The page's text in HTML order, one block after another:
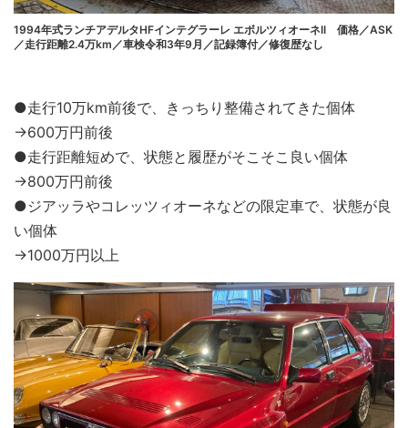
1994年式ランチアデルタHFインテグラーレ エボルツィオーネII 価格／ASK
／走行距離2.4万km／車検令和3年9月／記録簿付／修復歴なし
●走行10万km前後で、きっちり整備されてきた個体
→600万円前後
●走行距離短めで、状態と履歴がそこそこ良い個体
→800万円前後
●ジアッラやコレッツィオーネなどの限定車で、状態が良
い個体
→1000万円以上